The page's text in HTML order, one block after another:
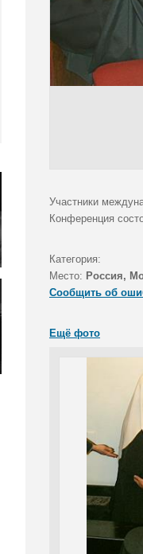
Участники
Конференция
Категория:
Место: Россия,
Сообщить об
Ещё фото